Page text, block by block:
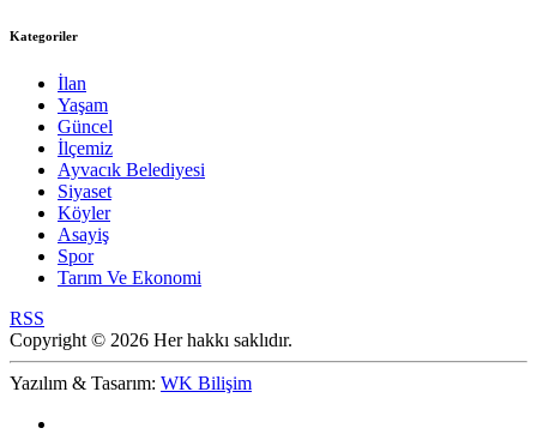
Kategoriler
İlan
Yaşam
Güncel
İlçemiz
Ayvacık Belediyesi
Siyaset
Köyler
Asayiş
Spor
Tarım Ve Ekonomi
RSS
Copyright © 2026 Her hakkı saklıdır.
Yazılım & Tasarım: WK Bilişim